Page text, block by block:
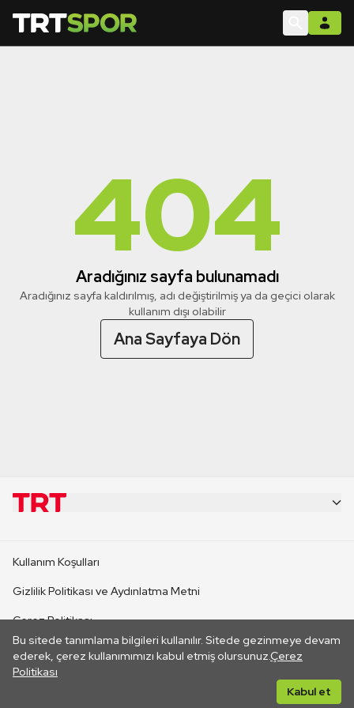
404
Aradığınız sayfa bulunamadı
Aradığınız sayfa kaldırılmış, adı değiştirilmiş ya da geçici olarak
kullanım dışı olabilir
Ana Sayfaya Dön
Bu sitede tanımlama bilgileri kullanılır. Sitede gezinmeye devam
ederek, çerez kullanımımızı kabul etmiş olursunuz.Çerez
Politikası
Kabul et
CANLI YAYINLAR
Kullanım Koşulları
Gizlilik Politikası ve Aydınlatma Metni
Çerez Politikası
İletişim
Her hakkı saklıdır. ©2026 TRT. Bağlantı yoluyla gidilen dış